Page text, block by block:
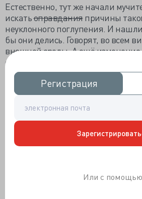
Регистрация
Регистрация
Или с помощью
Естественно, тут же начали
искатьоправданияпричины
неуклонного поглупения. И
бы они делись. Говорят, во всем
внешней среды. А ещё изменение
есть, в целом ожидаемые отмазки:
жизнь такая.
Так что же на самом деле
можно, конечно же,
выборку взяли не вполне
военная служба же, чего ждать от
здоровенных... Но вдруг тренд